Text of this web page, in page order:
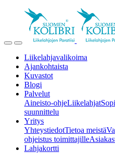
Liikelahjavalikoima
Ajankohtaista
Kuvastot
Blogi
Palvelut
Aineisto-ohjeLiikelahjat
suunnittelu
Yritys
YhteystiedotTietoa meistä
ohjeistus toimittajille
Lahjakortti